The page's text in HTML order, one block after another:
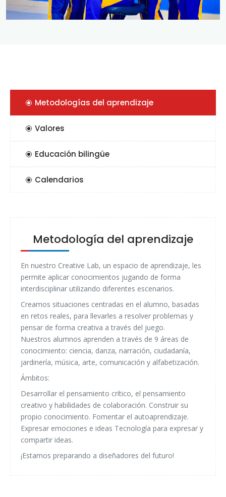
Metodologías del aprendizaje
Valores
Educación bilingüe
Calendarios
Metodología del aprendizaje
En nuestro Creative Lab, un espacio de aprendizaje, les
permite aplicar conocimientos jugando de forma
interdisciplinar utilizando diferentes escenarios.
Creamos situaciones centradas en el alumno, basadas
en retos reales, para llevarles a resolver problemas y
pensar de forma creativa a través del juego.
Nuestros alumnos aprenden a través de 9 áreas de
conocimiento: ciencia, danza, narración, ciudadanía,
jardinería, música, arte, comunicación y alfabetización.
Ámbitos:
Desarrollar el pensamiento crítico, el pensamiento
creativo y habilidades de colaboración. Construir su
propio conocimiento. Fomentar el autoaprendizaje.
Expresar emociones e ideas Tecnología para expresar y
compartir ideas.
¡Estamos preparando a diseñadores del futuro!